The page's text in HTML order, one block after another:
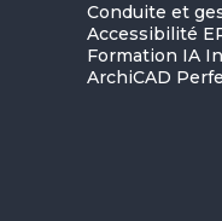
Conduite et
Accessibilité
Formation IA
ArchiCAD